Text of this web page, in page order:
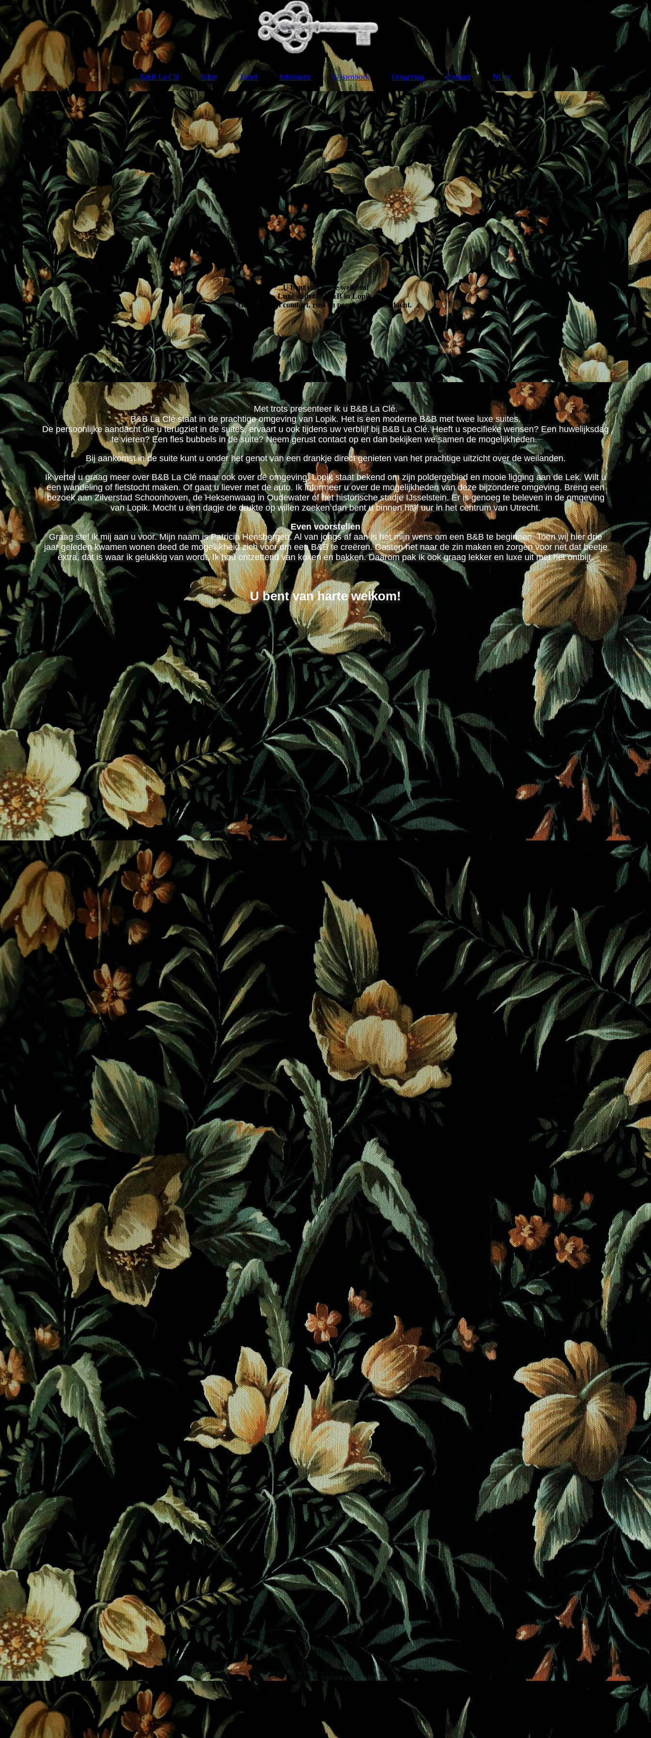
B&B La Clé Suite Tarief Informatie Gastenboek Omgeving Contact NL
U bent van harte welkom!
Luxe stijlvolle B&B in Lopik.
Genieten van comfort, rust en persoonlijke aandacht.
Met trots presenteer ik u B&B La Clé.
B&B La Clé staat in de prachtige omgeving van Lopik. Het is een moderne B&B met twee luxe suites.
De persoonlijke aandacht die u terugziet in de suites, ervaart u ook tijdens uw verblijf bij B&B La Clé. Heeft u specifieke wensen? Een huwelijksdag
te vieren? Een fles bubbels in de suite? Neem gerust contact op en dan bekijken we samen de mogelijkheden.
Bij aankomst in de suite kunt u onder het genot van een drankje direct genieten van het prachtige uitzicht over de weilanden.
Ik vertel u graag meer over B&B La Clé maar ook over de omgeving. Lopik staat bekend om zijn poldergebied en mooie ligging aan de Lek. Wilt u
een wandeling of fietstocht maken. Of gaat u liever met de auto. Ik informeer u over de mogelijkheden van deze bijzondere omgeving. Breng een
bezoek aan Zilverstad Schoonhoven, de Heksenwaag in Oudewater of het historische stadje IJsselstein. Er is genoeg te beleven in de omgeving
van Lopik. Mocht u een dagje de drukte op willen zoeken dan bent u binnen half uur in het centrum van Utrecht.
Even voorstellen
Graag stel ik mij aan u voor. Mijn naam is Patricia Hensbergen. Al van jongs af aan is het mijn wens om een B&B te beginnen. Toen wij hier drie
jaar geleden kwamen wonen deed de mogelijkheid zich voor om een B&B te creëren. Gasten het naar de zin maken en zorgen voor net dat beetje
extra, dat is waar ik gelukkig van wordt. Ik hou ontzettend van koken en bakken. Daarom pak ik ook graag lekker en luxe uit met het ontbijt.
U bent van harte welkom!